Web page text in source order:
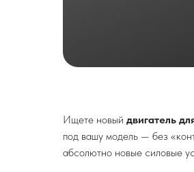
Ищете новый двигатель
под вашу модель — без
абсолютно новые силовые